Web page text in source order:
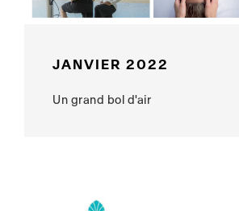
JANVIER 2022
Un grand bol d'air